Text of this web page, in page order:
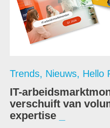
Trends, Nieuws, Hello
IT-
verschuift van
expertise